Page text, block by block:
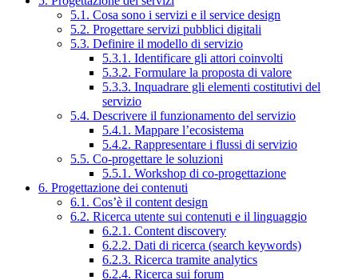
5.1. Cosa sono i servizi e il service design
5.2. Progettare servizi pubblici digitali
5.3. Definire il modello di servizio
5.3.1. Identificare gli attori coinvolti
5.3.2. Formulare la proposta di valore
5.3.3. Inquadrare gli elementi costitutivi del
servizio
5.4. Descrivere il funzionamento del servizio
5.4.1. Mappare l’ecosistema
5.4.2. Rappresentare i flussi di servizio
5.5. Co-progettare le soluzioni
5.5.1. Workshop di co-progettazione
6. Progettazione dei contenuti
6.1. Cos’è il content design
6.2. Ricerca utente sui contenuti e il linguaggio
6.2.1. Content discovery
6.2.2. Dati di ricerca (search keywords)
6.2.3. Ricerca tramite analytics
6.2.4. Ricerca sui forum